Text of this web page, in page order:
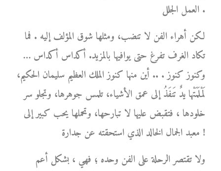
العمل الجلل .
لكن أهراء الفن لا تنضب، ومثلها شوق المؤلف إليه . فما
تكاد الغرف تفرغ حتى يوافيها بالمزيد. أكداس أكداس …
وكنوز كنوز . .. أين منها كنوز الملك العظيم سليمان الحكيم،
لَمْلَمَتْها يدٌ تَنفَذُ إلى عمق الأشياء، تلمس جوهرها، وتجلو سر
خلودها ، فتقبض عليها لا تبارحها، وتحملها يحب كبير إلى
معبد الجمال الخالد الذي استحقته عن جدارة !
ولا تقتصر الرحلة على الفن وحده ؛ فهي ، بشكل أعم